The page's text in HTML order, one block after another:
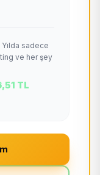
sadece
ve her şey
TL